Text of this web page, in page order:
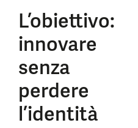
L’obiettivo:
innovare
senza
perdere
l’identità